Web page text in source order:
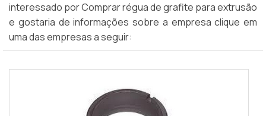
interessado por Comprar régua de grafite para extrusão
e gostaria de informações sobre a empresa clique em
uma das empresas a seguir: